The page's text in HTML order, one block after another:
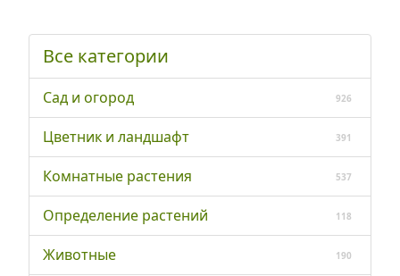
Все категории
Сад и огород 926
Цветник и ландшафт 391
Комнатные растения 537
Определение растений 118
Животные 190